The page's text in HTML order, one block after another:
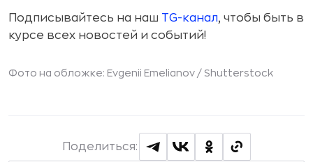
Подписывайтесь на наш TG-канал, чтобы быть в
курсе всех новостей и событий!
Фото на обложке: Evgenii Emelianov / Shutterstock
Поделиться: